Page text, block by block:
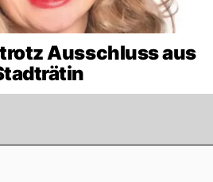
Ausschluss aus